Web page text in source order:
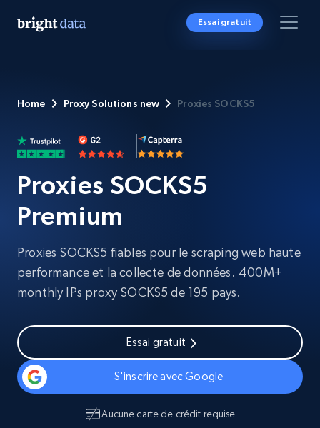
Essai gratuit
Home Proxy Solutions new Proxies SOCKS5
Proxies SOCKS5
Premium
Proxies SOCKS5 fiables pour le scraping web haute
performance et la collecte de données. 400M+
monthly IPs proxy SOCKS5 de 195 pays.
Essai gratuit
S'inscrire avec Google
Aucune carte de crédit requise